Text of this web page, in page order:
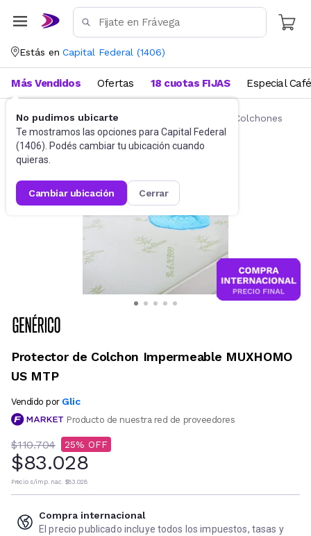
Estás en Capital Federal (1406)
No pudimos ubicarte
Te mostramos las opciones para Capital Federal
(1406). Podés cambiar tu ubicación cuando
quieras.
cambiar ubicación cerrar
Más Vendidos Ofertas 18 cuotas FIJAS Especial Café
Ropa de cama Fundas y Protectores para Colchones
Protector de Colchon Impermeable MUXHOMO
US MTP
Vendido por Glic
Producto de nuestra red de proveedores
$110.704 25
$83.028
Precio s/imp. nac. $83.028
Compra internacional
El precio publicado incluye todos los impuestos, tasas y